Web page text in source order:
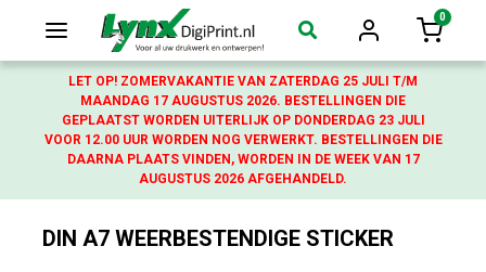
Login
0
LET OP! ZOMERVAKANTIE VAN ZATERDAG 25 JULI T/M
MAANDAG 17 AUGUSTUS 2026. BESTELLINGEN DIE
GEPLAATST WORDEN UITERLIJK OP DONDERDAG 23 JULI
VOOR 12.00 UUR WORDEN NOG VERWERKT. BESTELLINGEN DIE
DAARNA PLAATS VINDEN, WORDEN IN DE WEEK VAN 17
AUGUSTUS 2026 AFGEHANDELD.
DIN A7 WEERBESTENDIGE STICKER